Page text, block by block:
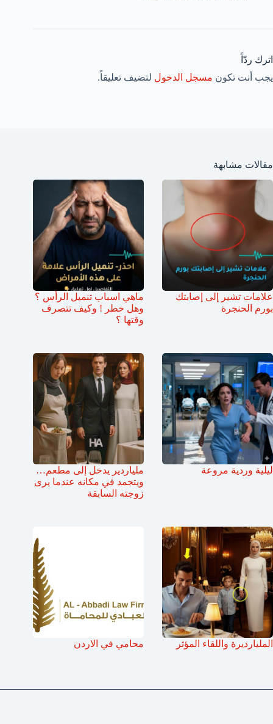
اترك ردّاً
يجب أنت تكون مسجل الدخول لتضيف تعليقاً.
مقالات مشابهة
علامات تشير إلى إصابتك
بورم الحنجرة
ماهي اسباب تنميل الرأس ؟
وهل خطر ! وكيف تتصرف
وقتها ؟
ليلية وردية مروعة
ملياردير يدخل إلى مطعم…
ويتجمد في مكانه عندما يرى
زوجته السابقة
المليارديرة واللقاء المؤثر محامي في الاردن